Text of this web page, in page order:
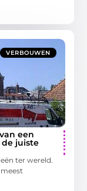
VERBOUWEN
een
juiste
ter wereld.
meest